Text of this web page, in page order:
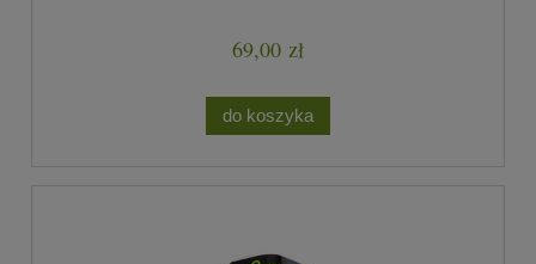
69,00 zł
do koszyka